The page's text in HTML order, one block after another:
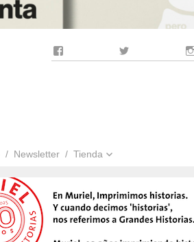
Newsletter Tienda